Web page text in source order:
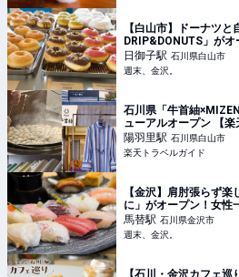
【白山市】ドーナツ
DRIP&DONUTS」が
感で香り高いドリンク
末、金沢。
日御子駅 石川県白山市
週末、金沢。
石川県「牛首紬
ューアルオープン 【楽
陽羽里駅 石川県白山市
楽天トラベルガイド
【金沢】肩肘張らず
に」がオープン！女性
♪【NEW OPEN】 - 週末
馬替駅 石川県金沢市
週末、金沢。
【石川・金沢カフェ